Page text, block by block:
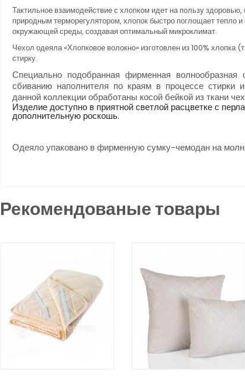
Тактильное взаимодействие с хлопком идет на пользу
природным терморегулятором, хлопок быстро поглощает тепло
окружающей среды, создавая оптимальный микроклимат.
Чехол одеяла «Хлопковое волокно» изготовлен из 100%
стирку.
Специально подобранная фирменная волнообразная
сбиванию наполнителя по краям в процессе стирки
данной коллекции обработаны косой бейкой из ткани
Изделие доступно в приятной светлой расцветке с
дополнительную роскошь.
Одеяло упаковано в фирменную сумку-чемодан на
Рекомендованые товары